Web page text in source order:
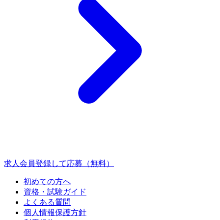
求人会員登録して応募（無料）
初めての方へ
資格・試験ガイド
よくある質問
個人情報保護方針